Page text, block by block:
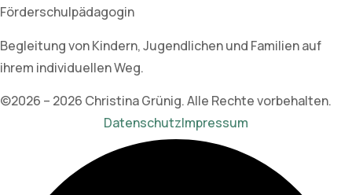
Förderschulpädagogin
Begleitung von Kindern, Jugendlichen und Familien auf
ihrem individuellen Weg.
©2026 – 2026 Christina Grünig. Alle Rechte vorbehalten.
DatenschutzImpressum